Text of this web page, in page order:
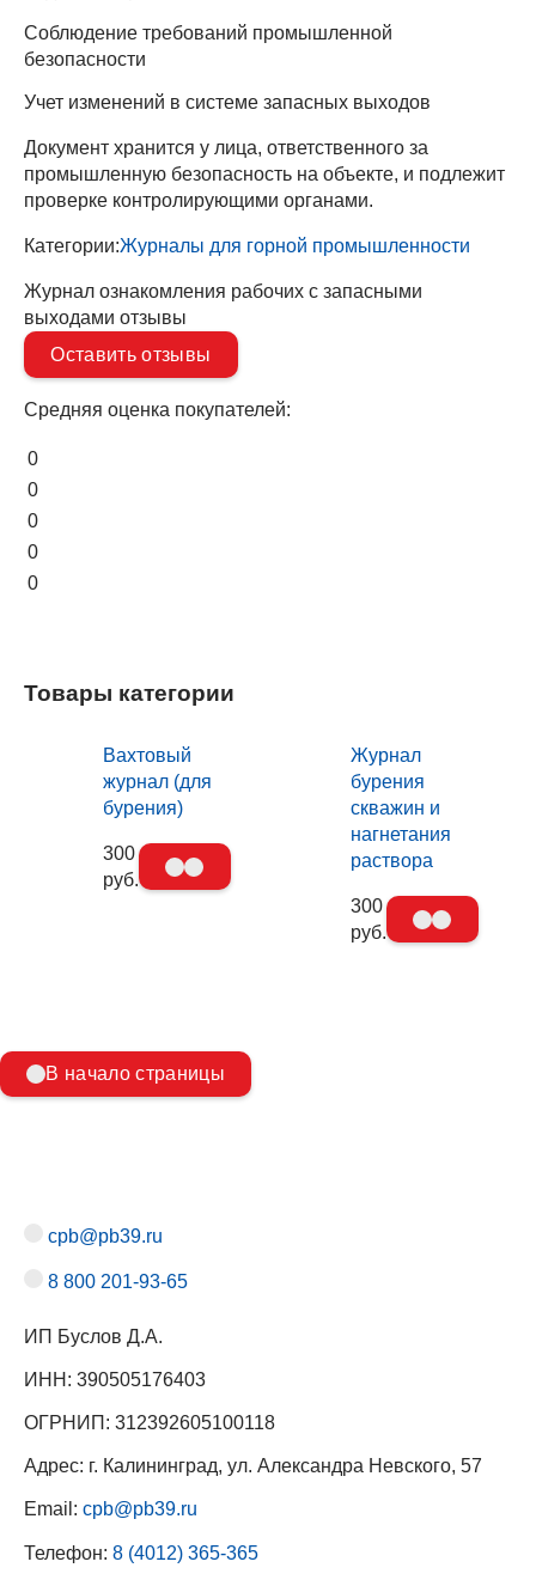
Соблюдение требований промышленной
безопасности
Учет изменений в системе запасных выходов
Документ хранится у лица, ответственного за
промышленную безопасность на объекте, и подлежит
проверке контролирующими органами.
Категории:Журналы для горной промышленности
Журнал ознакомления рабочих с запасными
выходами отзывы
Оставить отзывы
Средняя оценка покупателей:
0
0
0
0
0
Товары категории
Вахтовый
журнал (для
бурения)
300
руб.
Журнал
бурения
скважин и
нагнетания
раствора
300
руб.
В начало страницы
cpb@pb39.ru
8 800 201-93-65
ИП Буслов Д.А.
ИНН: 390505176403
ОГРНИП: 312392605100118
Адрес: г. Калининград, ул. Александра Невского, 57
Email: cpb@pb39.ru
Телефон: 8 (4012) 365-365